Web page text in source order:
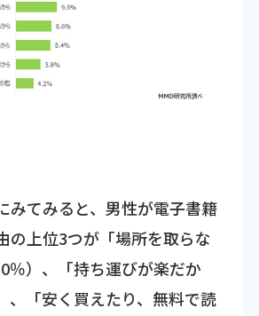
みてみると、男性が電子書籍
の上位3つが「場所を取らな
％）、「持ち運びが楽だか
、「安く買えたり、無料で読